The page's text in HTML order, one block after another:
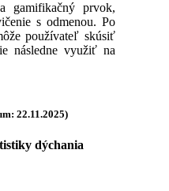
gamifikačný prvok,
s odmenou. Po
používateľ skúsiť
následne využiť na
22.11.2025)
dýchania